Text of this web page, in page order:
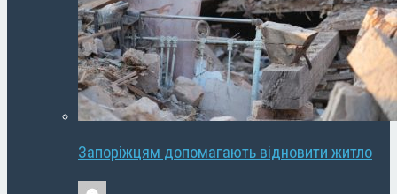
Запоріжцям допомагають відновити житло